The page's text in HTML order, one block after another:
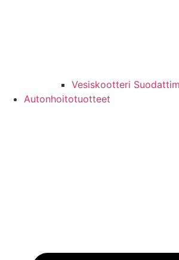
Vesiskootteri
Autonhoitotuotteet